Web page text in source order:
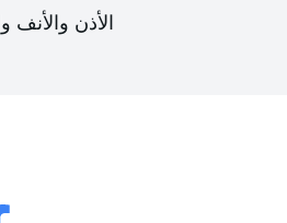
النهج الذي يركز على النتائج
الدكتور تركر تكين إرغوزيل إن
الأمراض والحروب والفقر. وأكد
الأذن والأنف